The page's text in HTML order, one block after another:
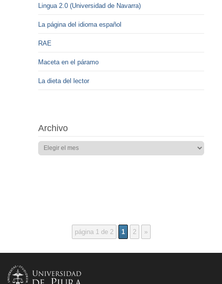
Lingua 2.0 (Universidad de Navarra)
La página del idioma español
RAE
Maceta en el páramo
La dieta del lector
Archivo
página 1 de 2 1 2 »